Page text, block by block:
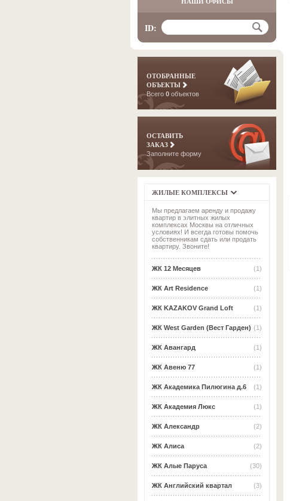
ID:
ОТОБРАННЫЕ
ОБЪЕКТЫ
Всего 0 объектов
ОСТАВИТЬ
ЗАКАЗ
Заполните форму
ЖИЛЫЕ КОМПЛЕКСЫ
Мы предлагаем аренду и продажу
квартир в элитных жилых
комплексах Москвы на отличных
условиях! И всегда готовы помочь
собственникам сдать или продать
квартиру. Звоните!
(1)
ЖК 12 Месяцев
(1)
ЖК Art Residence
(1)
ЖК KAZAKOV Grand Loft
(1)
ЖК West Garden (Вест Гарден)
(1)
ЖК Авангард
(1)
ЖК Авеню 77
(1)
ЖК Академика Пилюгина д.6
(1)
ЖК Академия Люкс
(2)
ЖК Александр
(2)
ЖК Алиса
(30)
ЖК Алые Паруса
(3)
ЖК Английский квартал